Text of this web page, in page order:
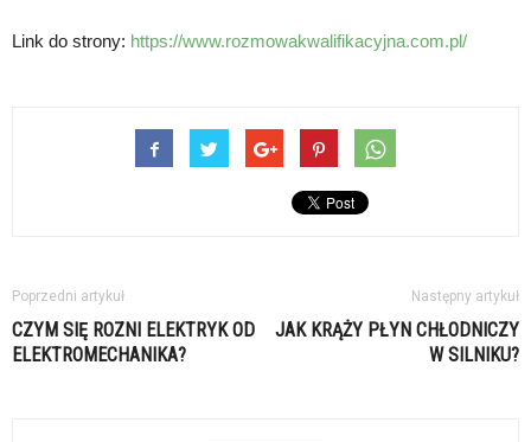
Link do strony: https://www.rozmowakwalifikacyjna.com.pl/
Poprzedni artykuł
CZYM SIĘ ROZNI ELEKTRYK OD
ELEKTROMECHANIKA?
Następny artykuł
JAK KRĄŻY PŁYN CHŁODNICZY
W SILNIKU?